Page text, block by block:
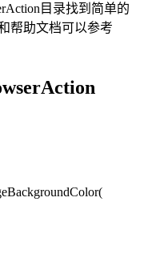
目录找到简单的
帮助文档可以参考